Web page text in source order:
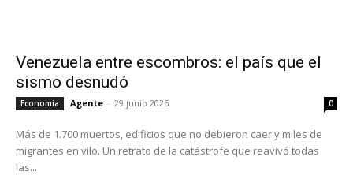
Venezuela entre escombros: el país que el
sismo desnudó
Economia Agente - 29 junio 2026 0
Más de 1.700 muertos, edificios que no debieron caer y miles de
migrantes en vilo. Un retrato de la catástrofe que reavivó todas
las...